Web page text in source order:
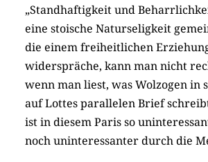
„Standhaftigkeit und
eine stoische Naturseligkeit
die einem freiheitlichen
widerspräche, kann man nicht
wenn man liest, was Wolzogen in
auf Lottes parallelen Brief
ist in diesem Paris so
noch uninteressanter durch die